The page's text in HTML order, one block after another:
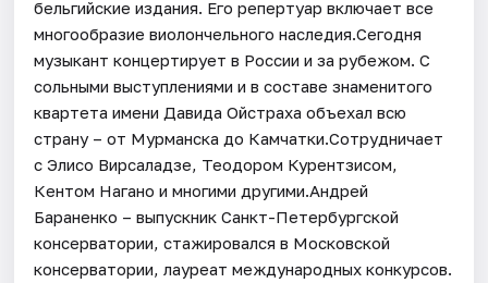
бельгийские издания. Его репертуар включает все
многообразие виолончельного наследия.Сегодня
музыкант концертирует в России и за рубежом. С
сольными выступлениями и в составе знаменитого
квартета имени Давида Ойстраха объехал всю
страну – от Мурманска до Камчатки.Сотрудничает
с Элисо Вирсаладзе, Теодором Курентзисом,
Кентом Нагано и многими другими.Андрей
Бараненко – выпускник Санкт-Петербургской
консерватории, стажировался в Московской
консерватории, лауреат международных конкурсов.